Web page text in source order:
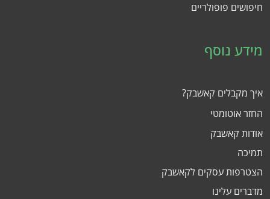
חיפושים פופולריים
מידע נוסף
איך מקבלים קאשבק?
החזר אוטומטי
אודות קאשבק
תמיכה
הצטרפות עסקים לקאשבק
מדברים עלינו